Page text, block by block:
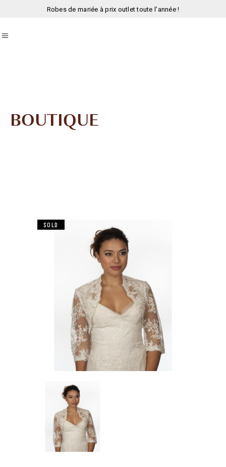
Robes de mariée à prix outlet toute l’année !
BOUTIQUE
SOLD